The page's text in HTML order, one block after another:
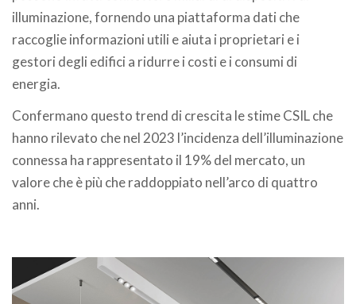
illuminazione, fornendo una piattaforma dati che
raccoglie informazioni utili e aiuta i proprietari e i
gestori degli edifici a ridurre i costi e i consumi di
energia.
Confermano questo trend di crescita le stime CSIL che
hanno rilevato che nel 2023 l’incidenza dell’illuminazione
connessa ha rappresentato il 19% del mercato, un
valore che è più che raddoppiato nell’arco di quattro
anni.